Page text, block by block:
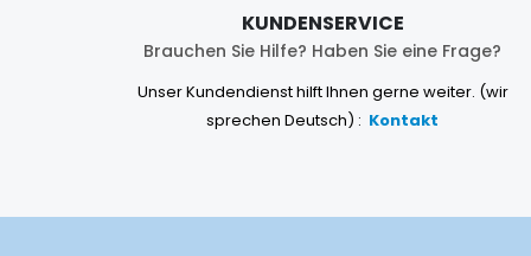
KUNDENSERVICE
Brauchen Sie Hilfe? Haben Sie eine Frage?
Unser Kundendienst hilft Ihnen gerne weiter. (wir
sprechen Deutsch) : Kontakt